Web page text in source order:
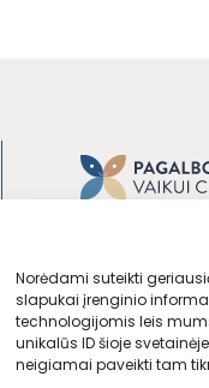
Norėdami suteikti
slapukai įrenginio
technologijomis leis
unikalūs ID šioje
neigiamai paveikti tam